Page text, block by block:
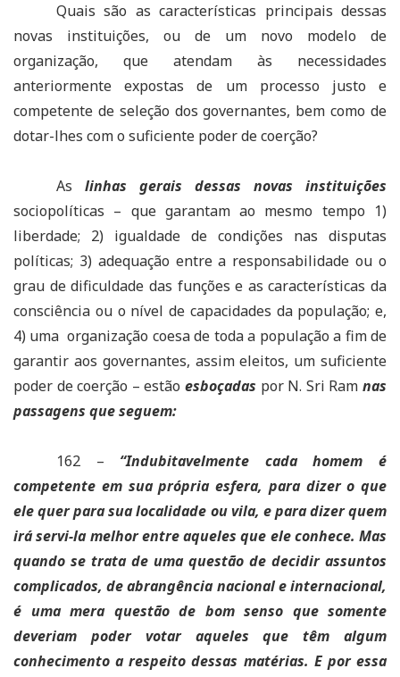
Quais são as características principais dessas
novas instituições, ou de um novo modelo de
organização, que atendam às necessidades
anteriormente expostas de um processo justo e
competente de seleção dos governantes, bem como de
dotar-lhes com o suficiente poder de coerção?
As linhas gerais dessas novas instituições
sociopolíticas – que garantam ao mesmo tempo 1)
liberdade; 2) igualdade de condições nas disputas
políticas; 3) adequação entre a responsabilidade ou o
grau de dificuldade das funções e as características da
consciência ou o nível de capacidades da população; e,
4) uma organização coesa de toda a população a fim de
garantir aos governantes, assim eleitos, um suficiente
poder de coerção – estão esboçadas por N. Sri Ram nas
passagens que seguem:
162 – “Indubitavelmente cada homem é
competente em sua própria esfera, para dizer o que
ele quer para sua localidade ou vila, e para dizer quem
irá servi-la melhor entre aqueles que ele conhece. Mas
quando se trata de uma questão de decidir assuntos
complicados, de abrangência nacional e internacional,
é uma mera questão de bom senso que somente
deveriam poder votar aqueles que têm algum
conhecimento a respeito dessas matérias. E por essa